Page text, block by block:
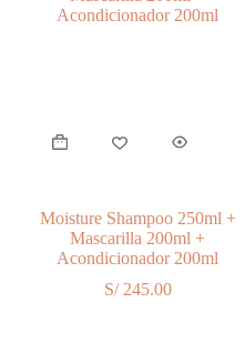
Moisture Shampoo 250ml +
Mascarilla 200ml +
Acondicionador 200ml
S/245.00